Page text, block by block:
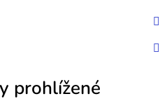
prohlížené